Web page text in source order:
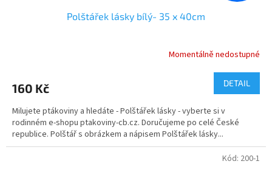
Polštářek lásky bílý- 35 x 40cm
Momentálně nedostupné
160 Kč DETAIL
Milujete ptákoviny a hledáte - Polštářek lásky - vyberte si v
rodinném e-shopu ptakoviny-cb.cz. Doručujeme po celé České
republice. Polštář s obrázkem a nápisem Polštářek lásky...
Kód: 200-1